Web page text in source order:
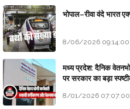
भोपाल–रीवा वंदे भारत
8/06/2026 09:14:00
मध्य प्रदेश: दैनिक
पर सरकार का बड़ा
8/01/2026 07:07:00